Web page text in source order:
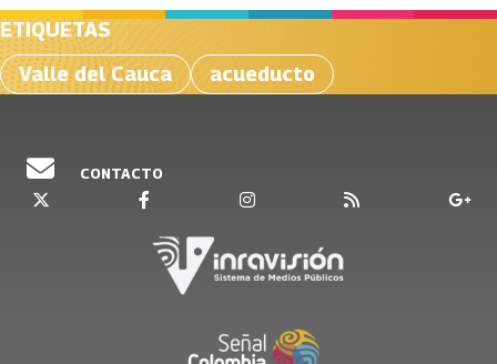
ETIQUETAS
Valle del Cauca
acueducto
CONTACTO